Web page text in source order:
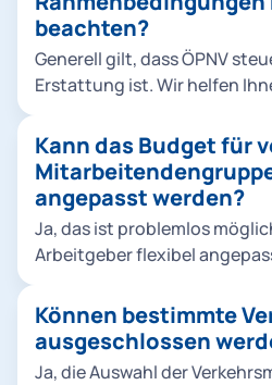
Sie mit welchem Steuersatz Y
Mitarbeitenden Z erstatten
beachten?
Generell gilt, dass ÖPNV
Erstattung ist. Wir helfen
Dienstleistungen. Weitere
der steuerfreie Sachbezug,
unternehmensinternen
Hierzu können wir Sie gerne
persönlichen Gesprächs
Kann das Budget für
angepasst werden?
Ja, das ist problemlos
Arbeitgeber flexibel
Können bestimmte
ausgeschlossen
Ja, die Auswahl der